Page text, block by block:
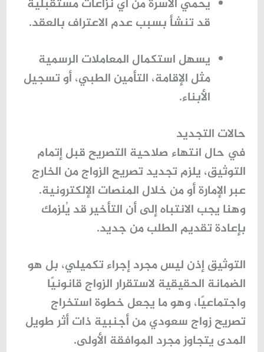
يحمي الأسرة من أي نزاعات مستقبلية
قد تنشأ بسبب عدم الاعتراف بالعقد.
يسهل استكمال المعاملات الرسمية
مثل الإقامة، التأمين الطبي، أو تسجيل
الأبناء.
حالات التجديد
في حال انتهاء صلاحية التصريح قبل إتمام
التوثيق، يلزمتجديد تصريح الزواج من الخارج
عبر الإمارة أو من خلال المنصات الإلكترونية.
وهنا يجب الانتباه إلى أن التأخير قد يُلزمك
بإعادة تقديم الطلب من جديد.
التوثيق إذن ليس مجرد إجراء تكميلي، بل هو
الضمانة الحقيقية لاستقرار الزواج قانونيًا
واجتماعيًا، وهو ما يجعل خطوةاستخراج
تصريح زواج سعودي من أجنبية ذات أثر طويل
المدى يتجاوز مجرد الموافقة الأولى.